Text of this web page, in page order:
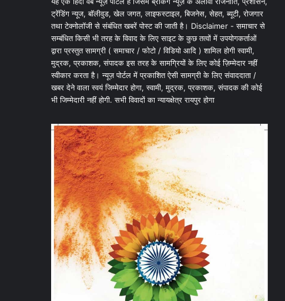
ट्रेंडिंग न्यूज, बॉलीवुड, खेल जगत, लाइफस्टाइल, बिजनेस, सेहत, ब्यूटी, रोजगार
तथा टेक्नोलॉजी से संबंधित खबरें पोस्ट की जाती है। Disclaimer - समाचार से
सम्बंधित किसी भी तरह के विवाद के लिए साइट के कुछ तत्वों में उपयोगकर्ताओं
द्वारा प्रस्तुत सामग्री ( समाचार / फोटो / विडियो आदि ) शामिल होगी स्वामी,
मुद्रक, प्रकाशक, संपादक इस तरह के सामग्रियों के लिए कोई ज़िम्मेदार नहीं
स्वीकार करता है। न्यूज़ पोर्टल में प्रकाशित ऐसी सामग्री के लिए संवाददाता /
खबर देने वाला स्वयं जिम्मेदार होगा, स्वामी, मुद्रक, प्रकाशक, संपादक की कोई
भी जिम्मेदारी नहीं होगी. सभी विवादों का न्यायक्षेत्र रायपुर होगा